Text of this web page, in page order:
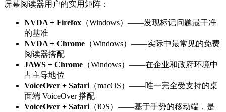
屏幕阅读器用户的实用矩阵：
NVDA + Firefox （Windows）——发现标记问题最干净
的基准
NVDA + Chrome （Windows）——实际中最常见的免费
阅读器搭配
JAWS + Chrome （Windows）——在企业和政府环境中
占主导地位
VoiceOver + Safari （macOS）——唯一完全受支持的桌
面端 VoiceOver 搭配
VoiceOver + Safari （iOS）——基于手势的移动端，是